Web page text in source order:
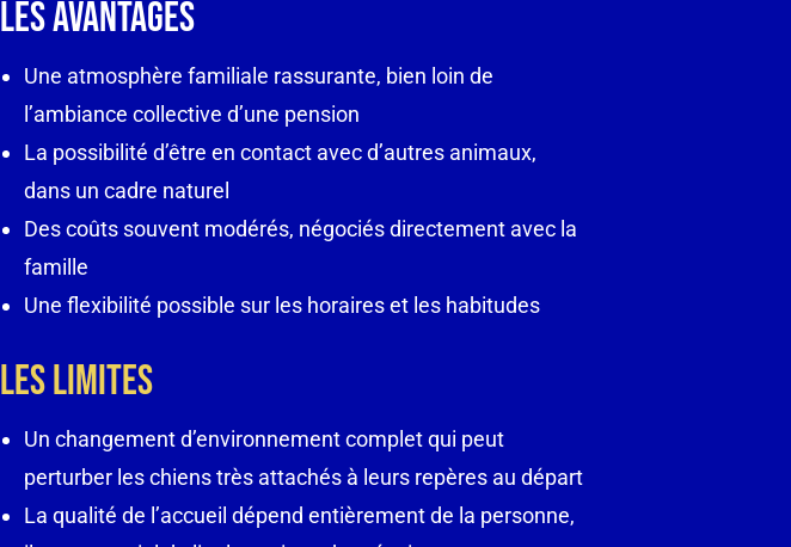
Les Avantages
Une atmosphère familiale rassurante, bien loin de
l’ambiance collective d’une pension
La possibilité d’être en contact avec d’autres animaux,
dans un cadre naturel
Des coûts souvent modérés, négociés directement avec la
famille
Une flexibilité possible sur les horaires et les habitudes
Les Limites
Un changement d’environnement complet qui peut
perturber les chiens très attachés à leurs repères au départ
La qualité de l’accueil dépend entièrement de la personne,